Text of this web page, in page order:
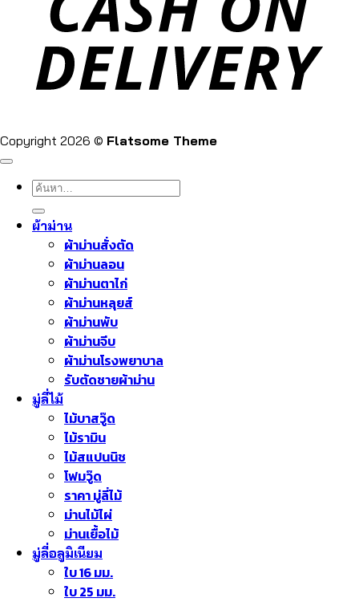
Copyright 2026 © Flatsome Theme
ค้นหา:
ผ้าม่าน
ผ้าม่านสั่งตัด
ผ้าม่านลอน
ผ้าม่านตาไก่
ผ้าม่านหลุยส์
ผ้าม่านพับ
ผ้าม่านจีบ
ผ้าม่านโรงพยาบาล
รับตัดชายผ้าม่าน
มู่ลี่ไม้
ไม้บาสวู๊ด
ไม้รามิน
ไม้สแปนนิช
โฟมวู๊ด
ราคา มู่ลี่ไม้
ม่านไม้ไผ่
ม่านเยื้อไม้
มู่ลี่อลูมิเนียม
ใบ 16 มม.
ใบ 25 มม.